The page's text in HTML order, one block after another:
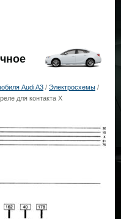
Audi A3 / Электросхемы /
для контакта Х